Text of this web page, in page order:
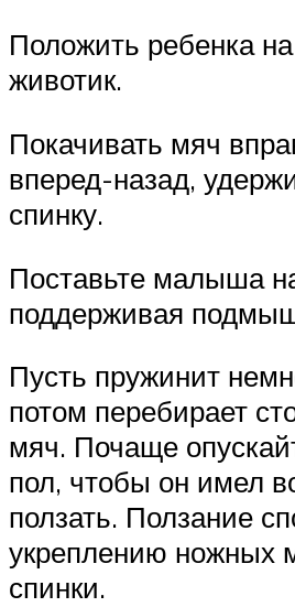
Положить ребенка
животик.
Покачивать мяч
вперед-назад,
спинку.
Поставьте малыша
поддерживая
Пусть пружинит
потом перебирает
мяч. Почаще
пол, чтобы он имел
ползать. Ползание
укреплению ножных
спинки.